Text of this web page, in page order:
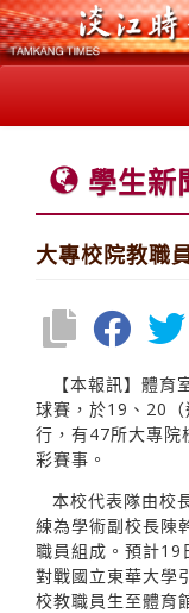
學生新
大專校院教職
【本報訊】體
球賽，於19、20
行，有47所大專院
彩賽事。
本校代表隊由校
練為學術副校長陳
職員組成。預計19
對戰國立東華大學
校教職員生至體育